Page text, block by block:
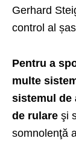
Gerhard
control al
Pentru a
multe
sistemul de
de rulare şi
somnolenţă